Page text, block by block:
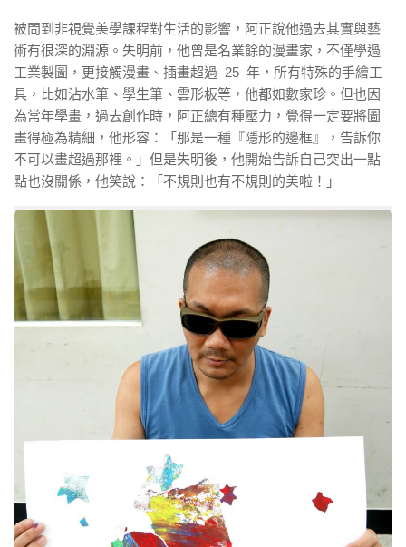
被問到非視覺美學課程對生活的影響，阿正說他過去其實與藝
術有很深的淵源。失明前，他曾是名業餘的漫畫家，不僅學過
工業製圖，更接觸漫畫、插畫超過 25 年，所有特殊的手繪工
具，比如沾水筆、學生筆、雲形板等，他都如數家珍。但也因
為常年學畫，過去創作時，阿正總有種壓力，覺得一定要將圖
畫得極為精細，他形容：「那是一種『隱形的邊框』，告訴你
不可以畫超過那裡。」但是失明後，他開始告訴自己突出一點
點也沒關係，他笑說：「不規則也有不規則的美啦！」